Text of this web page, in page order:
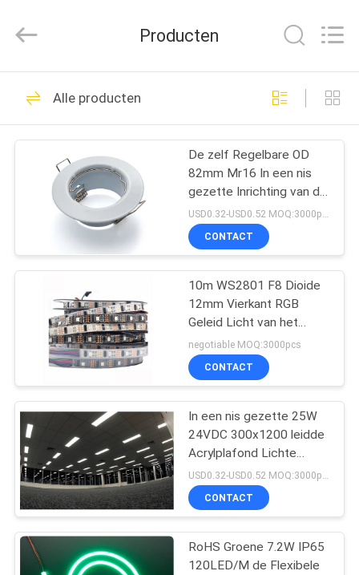
HUIS
PRODUCTEN
ONGEVEER
FABRIEKSREIS
KWALITEITSCONTROLE
CONTACTEER
ONS
VERZOEK
OM EEN
CITAAT
SITEMAP
Technology
Rights
Led Hid vervanging
39
LEIDENE
gloeidraadbol
28
GELEIDE G9-BOL
51
Producten
Alle producten
De zelf Regelbare OD
82mm Mr16 In een nis
gezette Inrichting van de
Verlichtingsversiering
USD0.32-USD0.52 MOQ:3000pcs
CONTACT
10m WS2801 F8 Dioide
12mm Vierkant RGB
Geleid Licht van het
Pixelkoord
negotiable MOQ:3000pcs
CONTACT
In een nis gezette 25W
24VDC 300x1200 leidde
Acrylplafond Lichte
Comités
CONTACT
RoHS Groene 7.2W IP65
120LED/M de Flexibele